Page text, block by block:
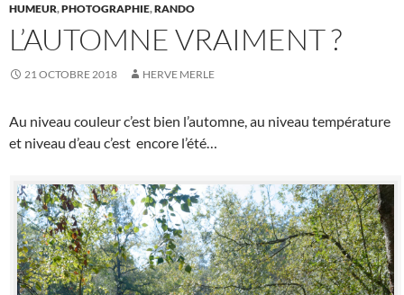
HUMEUR,PHOTOGRAPHIE,RANDO
L’AUTOMNE VRAIMENT ?
21 OCTOBRE 2018 HERVE MERLE
Au niveau couleur c’est bien l’automne, au niveau température
et niveau d’eau c’est encore l’été…